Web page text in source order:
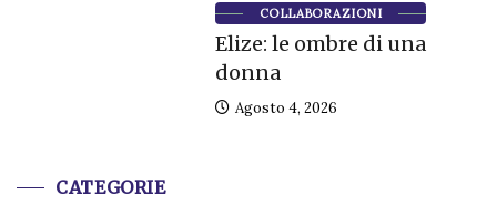
COLLABORAZIONI
Elize: le ombre di una
donna
Agosto 4, 2026
CATEGORIE